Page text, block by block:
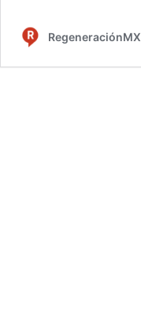
RegeneraciónMX